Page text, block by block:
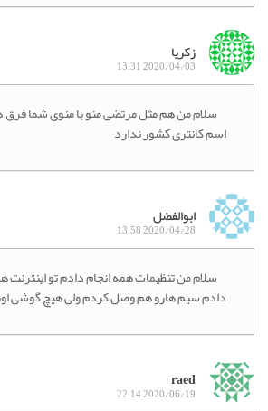
زکریا
2020/04/03 13:31
سلام من هم مثل مرتضی منو با منوی شما فرق
اسم کانتری کشور ندارد
ابوالفضل
2020/04/28 13:58
سلام من تنظیمات همه انجام دادم تو اینترنت
دادم سیم هارو هم وصل کردم ولی هیچ گوشی
raed
2020/06/19 22:14